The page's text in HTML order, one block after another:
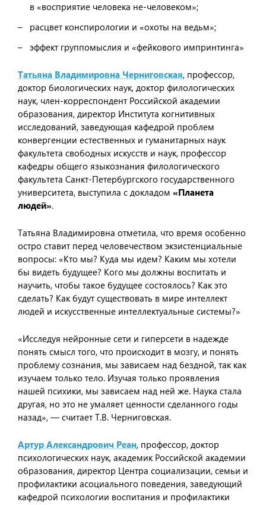
в «восприятие человека не-человеком»;
расцвет конспирологии и «охоты на ведьм»;
эффект группомыслия и «фейкового импринтинга»
Татьяна Владимировна Черниговская, профессор,
доктор биологических наук, доктор филологических
наук, член-корреспондент Российской академии
образования, директор Института когнитивных
исследований, заведующая кафедрой проблем
конвергенции естественных и гуманитарных наук
факультета свободных искусств и наук, профессор
кафедры общего языкознания филологического
факультета Санкт-Петербургского государственного
университета, выступила с докладом «Планета
людей».
Татьяна Владимировна отметила, что время особенно
остро ставит перед человечеством экзистенциальные
вопросы: «Кто мы? Куда мы идем? Каким мы хотели
бы видеть будущее? Кого мы должны воспитать и
научить, чтобы такое будущее состоялось? Как это
сделать? Как будут существовать в мире интеллект
людей и искусственные интеллектуальные системы?»
«Исследуя нейронные сети и гиперсети в надежде
понять смысл того, что происходит в мозгу, и понять
проблему сознания, мы зависаем над бездной, так как
изучаем только тело. Изучая только проявления
нашей психики, мы зависаем над ней же. Наука стала
другая, но это не умаляет ценности сделанного годы
назад», — считает Т.В. Черниговская.
Артур Александрович Реан, профессор, доктор
психологических наук, академик Российской академии
образования, директор Центра социализации, семьи и
профилактики асоциального поведения, заведующий
кафедрой психологии воспитания и профилактики